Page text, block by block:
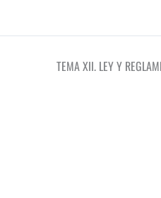
TEMA XII. LEY Y